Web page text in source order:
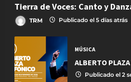
Tierra de Voces: Canto y
TRM Publicado el 5 días atrás
MÚSICA
ALBERTO
Publicado el 2